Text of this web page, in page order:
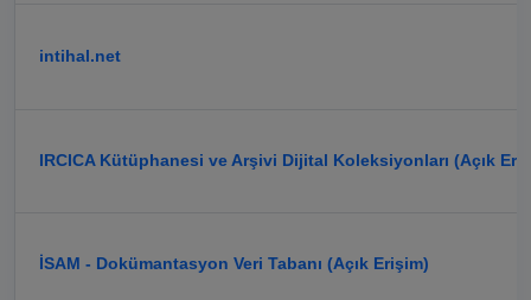
intihal.net
IRCICA Kütüphanesi ve Arşivi Dijital Koleksiyonları (Açık
İSAM - Dokümantasyon Veri Tabanı (Açık Erişim)